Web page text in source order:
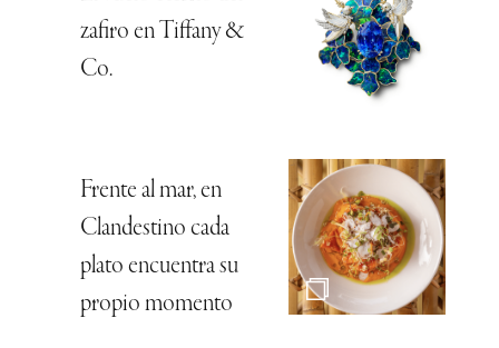
zafiro en Tiffany &
Co.
Frente al mar, en
Clandestino cada
plato encuentra su
propio momento